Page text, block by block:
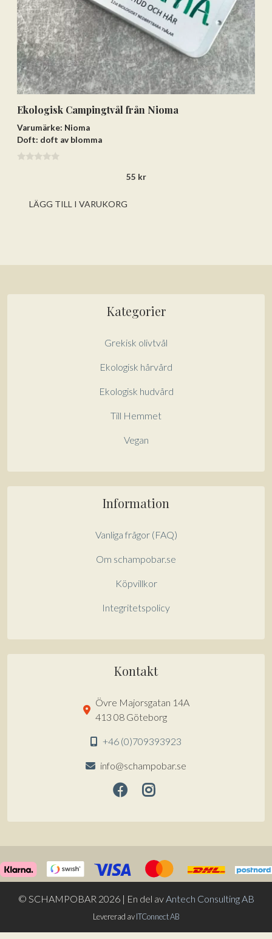
Ekologisk Campingtvål från Nioma
Varumärke: Nioma
Doft: doft av blomma
55 kr
LÄGG TILL I VARUKORG
Kategorier
Grekisk olivtvål
Ekologisk hårvård
Ekologisk hudvård
Till Hemmet
Vegan
Information
Vanliga frågor (FAQ)
Om schampobar.se
Köpvillkor
Integritetspolicy
Kontakt
Övre Majorsgatan 14A
413 08 Göteborg
+46 (0)709393923
info@schampobar.se
Alternative:
© SCHAMPOBAR 2026 | En del avAntech Consulting AB
Levererad avITConnect AB